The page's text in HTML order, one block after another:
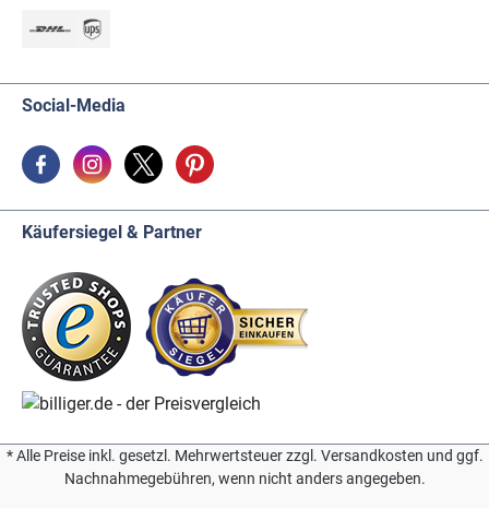
Social-Media
Käufersiegel & Partner
* Alle Preise inkl. gesetzl. Mehrwertsteuer zzgl. Versandkosten und ggf.
Nachnahmegebühren, wenn nicht anders angegeben.